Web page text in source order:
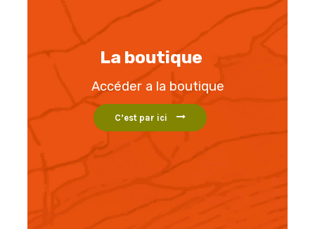
La boutique
Accéder a la boutique
C’est par ici